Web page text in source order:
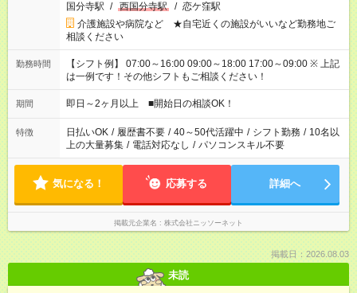
国分寺駅 / 西国分寺駅 / 恋ケ窪駅
介護施設や病院など ★自宅近くの施設がいいなど勤務地ご
相談ください
勤務時間
【シフト例】 07:00～16:00 09:00～18:00 17:00～09:00 ※ 上記
は一例です！その他シフトもご相談ください！
期間 即日～2ヶ月以上 ■開始日の相談OK！
特徴 日払いOK / 履歴書不要 / 40～50代活躍中 / シフト勤務 / 10名以
上の大量募集 / 電話対応なし / パソコンスキル不要
気になる！ 応募する 詳細へ
掲載元企業名 株式会社ニッソーネット
掲載日：2026.08.03
未読